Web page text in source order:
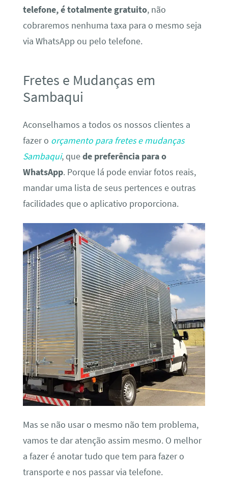
telefone, é totalmente gratuito, não
cobraremos nenhuma taxa para o mesmo seja
via WhatsApp ou pelo telefone.
Fretes e Mudanças em
Sambaqui
Aconselhamos a todos os nossos clientes a
fazer o orçamento para fretes e mudanças
Sambaqui, quede preferência para o
WhatsApp. Porque lá pode enviar fotos reais,
mandar uma lista de seus pertences e outras
facilidades que o aplicativo proporciona.
Mas se não usar o mesmo não tem problema,
vamos te dar atenção assim mesmo. O melhor
a fazer é anotar tudo que tem para fazer o
transporte e nos passar via telefone.